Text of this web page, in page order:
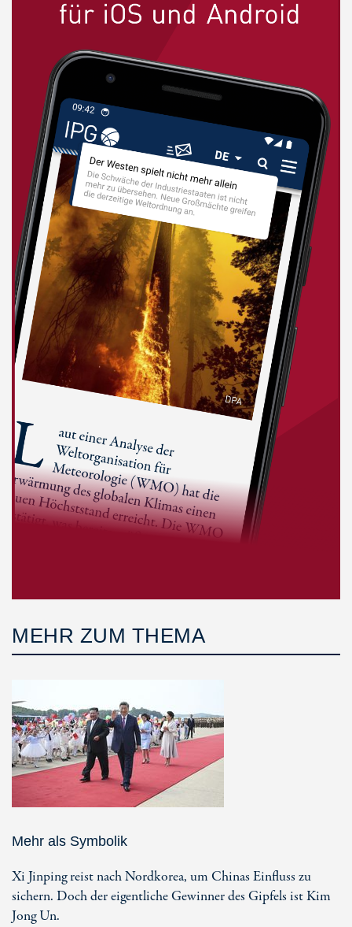
MEHR ZUM THEMA
Mehr als Symbolik
Xi Jinping reist nach Nordkorea, um Chinas Einfluss zu
sichern. Doch der eigentliche Gewinner des Gipfels ist Kim
Jong Un.